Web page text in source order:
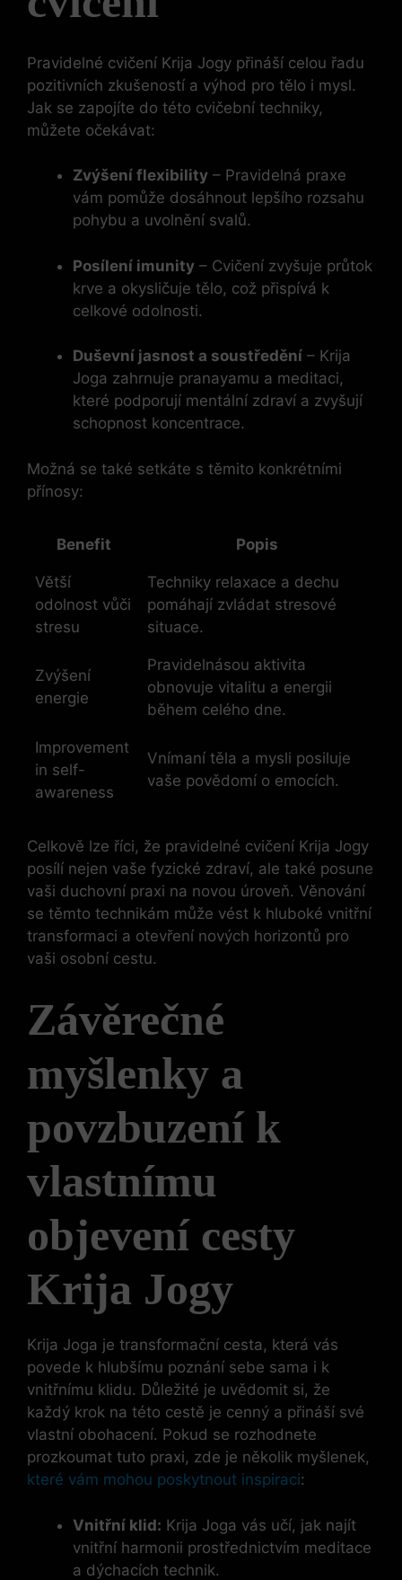
Pravidelné cvičení Krija Jogy přináší celou řadu
pozitivních zkušeností a výhod pro tělo i mysl.
Jak se zapojíte do této cvičební techniky,
můžete očekávat:
Zvýšení flexibility – Pravidelná praxe
vám pomůže dosáhnout lepšího rozsahu
pohybu a uvolnění svalů.
Posílení imunity – Cvičení zvyšuje průtok
krve a okysličuje tělo, což přispívá k
celkové odolnosti.
Duševní jasnost a soustředění – Krija
Joga zahrnuje pranayamu a meditaci,
které podporují mentální zdraví a zvyšují
schopnost koncentrace.
Možná se také setkáte s těmito konkrétními
přínosy:
Benefit Popis
Větší
odolnost vůči
stresu
Techniky relaxace a dechu
pomáhají zvládat stresové
situace.
Zvýšení
energie
Pravidelnásou aktivita
obnovuje vitalitu a energii
během celého dne.
Improvement
in self-
awareness
Vnímaní těla a mysli posiluje
vaše povědomí o emocích.
Celkově lze říci, že pravidelné cvičení Krija Jogy
posílí nejen vaše fyzické zdraví, ale také posune
vaši duchovní praxi na novou úroveň. Věnování
se těmto technikám může vést k hluboké vnitřní
transformaci a otevření nových horizontů pro
vaši osobní cestu.
Závěrečné
myšlenky a
povzbuzení k
vlastnímu
objevení cesty
Krija Jogy
Krija Joga je transformační cesta, která vás
povede k hlubšímu poznání sebe sama i k
vnitřnímu klidu. Důležité je uvědomit si, že
každý krok na této cestě je cenný a přináší své
vlastní obohacení. Pokud se rozhodnete
prozkoumat tuto praxi, zde je několik myšlenek,
které vám mohou poskytnout inspiraci:
Vnitřní klid: Krija Joga vás učí, jak najít
vnitřní harmonii prostřednictvím meditace
a dýchacích technik.